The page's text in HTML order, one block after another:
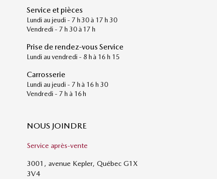
Service et pièces
Lundi au jeudi - 7 h 30 à 17 h 30
Vendredi - 7 h 30 à 17 h
Prise de rendez-vous Service
Lundi au vendredi - 8 h à 16 h 15
Carrosserie
Lundi au jeudi - 7 h à 16 h 30
Vendredi - 7 h à 16 h
NOUS JOINDRE
Service après-vente
3001, avenue Kepler, Québec G1X
3V4